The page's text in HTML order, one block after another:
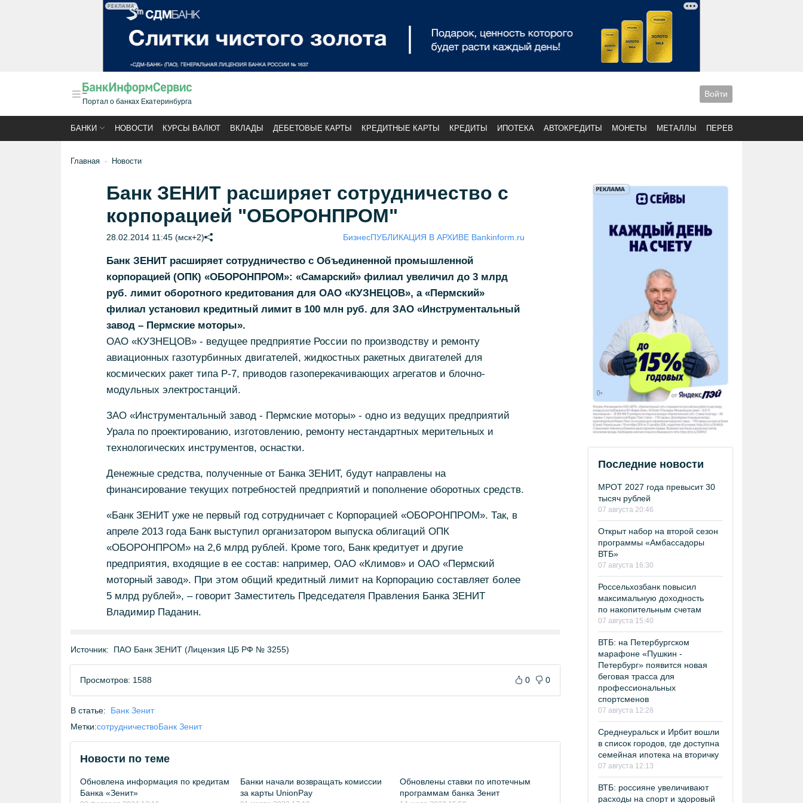
РЕКЛАМА
Портал о банках Екатеринбурга
Войти
БАНКИ НОВОСТИ КУРСЫ ВАЛЮТ ВКЛАДЫ ДЕБЕТОВЫЕ КАРТЫ КРЕДИТНЫЕ КАРТЫ КРЕДИТЫ ИПОТЕКА АВТОКРЕДИТЫ МОНЕТЫ МЕТАЛЛЫ ПЕРЕВОДЫ
Главная Новости
Банк ЗЕНИТ расширяет сотрудничество с
корпорацией "ОБОРОНПРОМ"
28.02.2014 11:45 (мск+2) БизнесПУБЛИКАЦИЯ В АРХИВЕ Bankinform.ru
Банк ЗЕНИТ расширяет сотрудничество с Объединенной промышленной
корпорацией (ОПК) «ОБОРОНПРОМ»: «Самарский» филиал увеличил до 3 млрд
руб. лимит оборотного кредитования для ОАО «КУЗНЕЦОВ», а «Пермский»
филиал установил кредитный лимит в 100 млн руб. для ЗАО «Инструментальный
завод – Пермские моторы».
ОАО «КУЗНЕЦОВ» - ведущее предприятие России по производству и ремонту
авиационных газотурбинных двигателей, жидкостных ракетных двигателей для
космических ракет типа Р-7, приводов газоперекачивающих агрегатов и блочно-
модульных электростанций.
ЗАО «Инструментальный завод - Пермские моторы» - одно из ведущих предприятий
Урала по проектированию, изготовлению, ремонту нестандартных мерительных и
технологических инструментов, оснастки.
Денежные средства, полученные от Банка ЗЕНИТ, будут направлены на
финансирование текущих потребностей предприятий и пополнение оборотных средств.
«Банк ЗЕНИТ уже не первый год сотрудничает с Корпорацией «ОБОРОНПРОМ». Так, в
апреле 2013 года Банк выступил организатором выпуска облигаций ОПК
«ОБОРОНПРОМ» на 2,6 млрд рублей. Кроме того, Банк кредитует и другие
предприятия, входящие в ее состав: например, ОАО «Климов» и ОАО «Пермский
моторный завод». При этом общий кредитный лимит на Корпорацию составляет более
5 млрд рублей», – говорит Заместитель Председателя Правления Банка ЗЕНИТ
Владимир Паданин.
Источник: ПАО Банк ЗЕНИТ (Лицензия ЦБ РФ № 3255)
Просмотров: 1588 0 0
В статье:
Банк Зенит
Метки:сотрудничествоБанк Зенит
Новости по теме
Обновлена информация по кредитам
Банка «Зенит»
Банки начали возвращать комиссии
за карты UnionPay
Обновлены ставки по ипотечным
программам банка Зенит
Последние новости
МРОТ 2027 года превысит 30
тысяч рублей
07 августа 20:46
Открыт набор на второй сезон
программы «Амбассадоры
ВТБ»
07 августа 16:30
Россельхозбанк повысил
максимальную доходность
по накопительным счетам
07 августа 15:40
ВТБ: на Петербургском
марафоне «Пушкин -
Петербург» появится новая
беговая трасса для
профессиональных
спортсменов
07 августа 12:28
Среднеуральск и Ирбит вошли
в список городов, где доступна
семейная ипотека на вторичку
07 августа 12:13
ВТБ: россияне увеличивают
расходы на спорт и здоровый